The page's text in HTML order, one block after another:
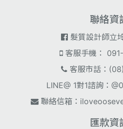
聯絡資
髮質設計師立
客服手機：
客服市話：
LINE@ 1對1諮詢：
聯絡信箱：
匯款資